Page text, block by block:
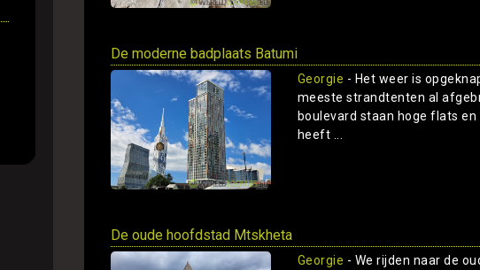
De moderne badplaats Batumi
Georgie - Het weer is
meeste strandtenten al
boulevard staan hoge flats
heeft ...
De oude hoofdstad Mtskheta
Georgie - We rijden naar de